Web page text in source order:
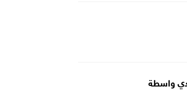
واسطة